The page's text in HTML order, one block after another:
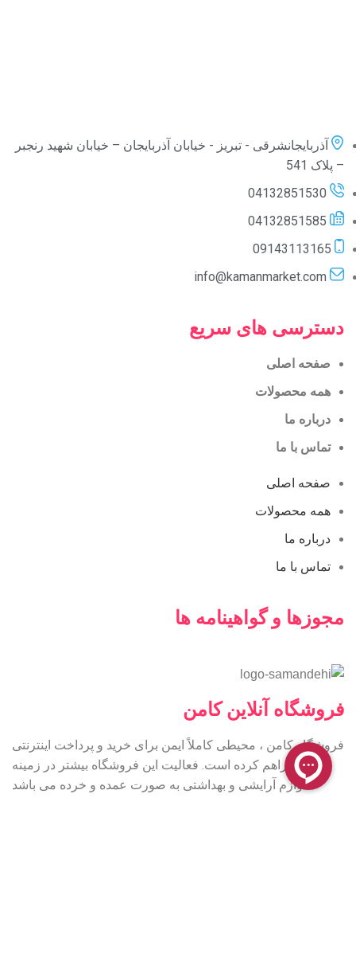
آذربایجانشرقی - تبریز - خیابان آذربایجان – خیابان شهید رنجبر
– پلاک 541
04132851530
04132851585
09143113165
info@kamanmarket.com
دسترسی های سریع
صفحه اصلی
همه محصولات
درباره ما
تماس با ما
صفحه اصلی
همه محصولات
درباره ما
تماس با ما
مجوزها و گواهینامه ها
فروشگاه آنلاین کامن
فروشگاه کامن ، محیطی کاملاً ایمن برای خرید و پرداخت اینترنتی
شما فراهم کرده است. فعالیت این فروشگاه بیشتر در زمینه
لوازم آرایشی و بهداشتی به صورت عمده و خرده می باشد